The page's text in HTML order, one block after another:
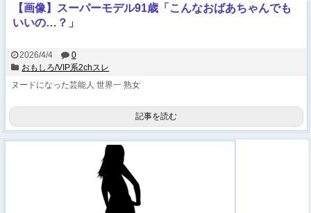
【画像】スーパーモデル91歳「こんなおばあちゃんでも
いいの…？」
2026/4/4
0
おもしろ/VIP系2chスレ
ヌードになった芸能人 世界一 熟女
記事を読む